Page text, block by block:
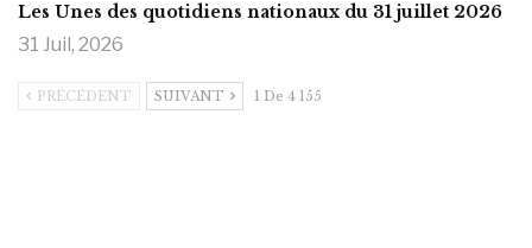
Les Unes des quotidiens nationaux du 31 juillet 2026
31 Juil, 2026
PRÉCÉDENT SUIVANT 1 De 4 155